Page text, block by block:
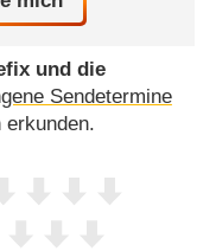
und die
Sendetermine